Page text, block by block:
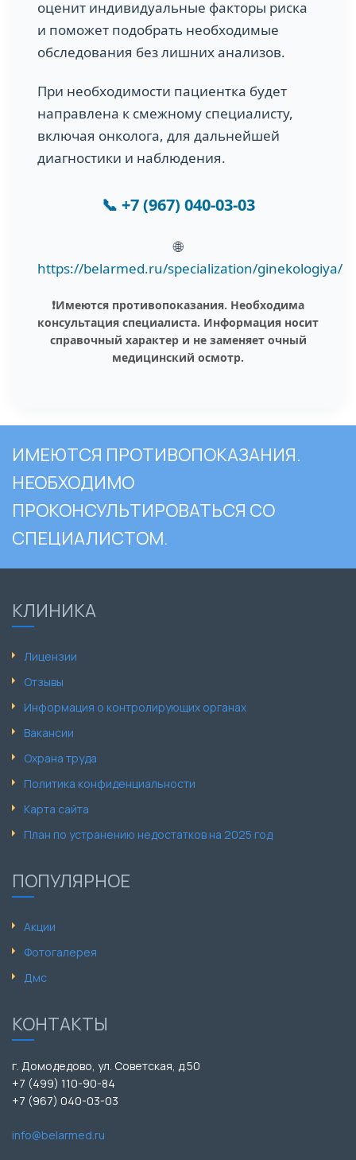
оценит индивидуальные факторы риска
и поможет подобрать необходимые
обследования без лишних анализов.
При необходимости пациентка будет
направлена к смежному специалисту,
включая онколога, для дальнейшей
диагностики и наблюдения.
📞 +7 (967) 040-03-03
🌐
https://belarmed.ru/specialization/ginekologiya/
❗️Имеются противопоказания. Необходима
консультация специалиста. Информация носит
справочный характер и не заменяет очный
медицинский осмотр.
ИМЕЮТСЯ ПРОТИВОПОКАЗАНИЯ.
НЕОБХОДИМО
ПРОКОНСУЛЬТИРОВАТЬСЯ СО
СПЕЦИАЛИСТОМ.
КЛИНИКА
Лицензии
Отзывы
Информация о контролирующих органах
Вакансии
Охрана труда
Политика конфиденциальности
Карта сайта
План по устранению недостатков на 2025 год
ПОПУЛЯРНОЕ
Акции
Фотогалерея
Дмс
КОНТАКТЫ
г. Домодедово, ул. Советская, д.50
+7 (499) 110-90-84
+7 (967) 040-03-03
info@belarmed.ru